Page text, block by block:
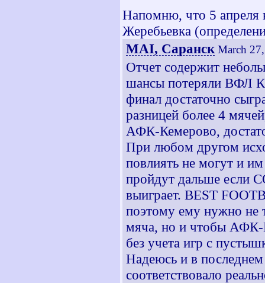
Напомню, что 5 апреля
Жеребьевка
MAI, Саранск March
Отчет содержит
шансы потеряли ВФЛ
финал достаточно
разницей более 4
АФК-Кемерово,
При любом другом
повлиять не могут и
пройдут дальше если
выиграет. BEST
поэтому ему нужно не
мяча, но и чтобы АФК-
без учета игр с
Надеюсь и в
соответствовало